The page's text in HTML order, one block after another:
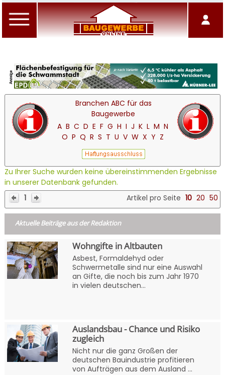
Branchen ABC für das
Baugewerbe
A B C D E F G H I J K L M N
O P Q R S T U V W X Y Z
Zu Ihrer Suche wurden keine übereinstimmenden Ergebnisse
in unserer Datenbank gefunden.
1
Artikel pro Seite 10 20 50
Aktuelle Beiträge aus der Redaktion
Wohngifte in Altbauten
Asbest, Formaldehyd oder
Schwermetalle sind nur eine Auswahl
an Gifte, die noch bis zum Jahr 1970
in vielen deutschen...
Auslandsbau - Chance und Risiko
zugleich
Nicht nur die ganz Großen der
deutschen Bauindustrie profitieren
von Aufträgen aus dem Ausland ...